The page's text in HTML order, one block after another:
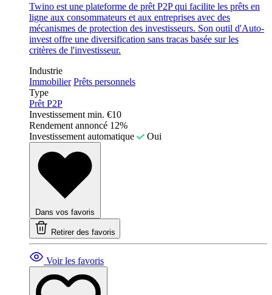
Twino est une plateforme de prêt P2P qui facilite les prêts en
ligne aux consommateurs et aux entreprises avec des
mécanismes de protection des investisseurs. Son outil d'Auto-
invest offre une diversification sans tracas basée sur les
critères de l'investisseur.
Industrie
Immobilier Prêts personnels
Type
Prêt P2P
Investissement min. €10
Rendement annoncé 12%
Investissement automatique
Oui
Dans vos favoris
Retirer des favoris
Voir les favoris